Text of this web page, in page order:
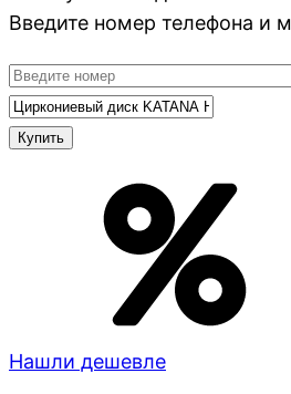
Введите номер телефона и
Нашли дешевле